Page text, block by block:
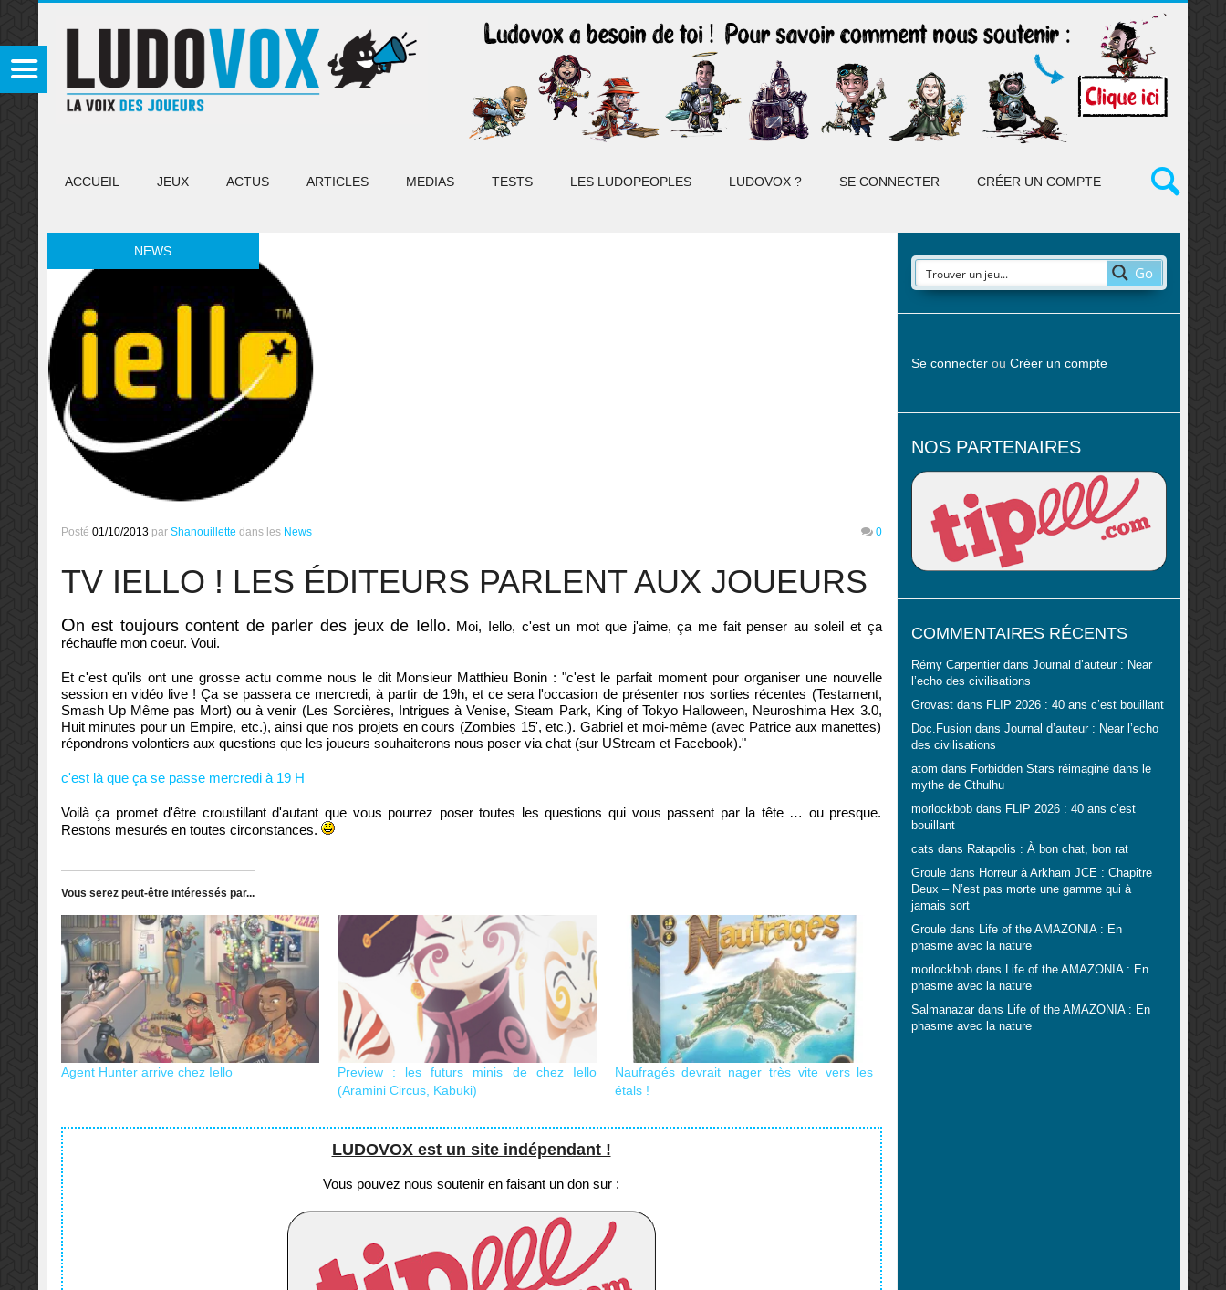
ACCUEIL JEUX ACTUS ARTICLES MEDIAS TESTS LES LUDOPEOPLES LUDOVOX ? SE CONNECTER CRÉER UN COMPTE
NEWS
Posté 01/10/2013 par Shanouillette dans les News 0
TV IELLO ! LES ÉDITEURS PARLENT AUX JOUEURS
On est toujours content de parler des jeux de Iello. Moi, Iello, c'est un mot que j'aime, ça me fait penser au soleil et ça
réchauffe mon coeur. Voui.
Et c'est qu'ils ont une grosse actu comme nous le dit Monsieur Matthieu Bonin : "c'est le parfait moment pour organiser une nouvelle
session en vidéo live ! Ça se passera ce mercredi, à partir de 19h, et ce sera l'occasion de présenter nos sorties récentes (Testament,
Smash Up Même pas Mort) ou à venir (Les Sorcières, Intrigues à Venise, Steam Park, King of Tokyo Halloween, Neuroshima Hex 3.0,
Huit minutes pour un Empire, etc.), ainsi que nos projets en cours (Zombies 15', etc.). Gabriel et moi-même (avec Patrice aux manettes)
répondrons volontiers aux questions que les joueurs souhaiterons nous poser via chat (sur UStream et Facebook)."
c'est là que ça se passe mercredi à 19 H
Voilà ça promet d'être croustillant d'autant que vous pourrez poser toutes les questions qui vous passent par la tête … ou presque.
Restons mesurés en toutes circonstances.
Vous serez peut-être intéressés par...
Agent Hunter arrive chez Iello
Preview : les futurs minis de chez Iello
(Aramini Circus, Kabuki)
Naufragés devrait nager très vite vers les
étals !
LUDOVOX est un site indépendant !
Vous pouvez nous soutenir en faisant un don sur :
Go
Se connecterou Créer un compte
NOS PARTENAIRES
COMMENTAIRES RÉCENTS
Rémy Carpentierdans Journal d’auteur : Near
l’echo des civilisations
Grovastdans FLIP 2026 : 40 ans c’est bouillant
Doc.Fusiondans Journal d’auteur : Near l’echo
des civilisations
atom dans Forbidden Stars réimaginé dans le
mythe de Cthulhu
morlockbobdans FLIP 2026 : 40 ans c’est
bouillant
cats dans Ratapolis : À bon chat, bon rat
Grouledans Horreur à Arkham JCE : Chapitre
Deux – N’est pas morte une gamme qui à
jamais sort
Grouledans Life of the AMAZONIA : En
phasme avec la nature
morlockbobdans Life of the AMAZONIA : En
phasme avec la nature
Salmanazardans Life of the AMAZONIA : En
phasme avec la nature